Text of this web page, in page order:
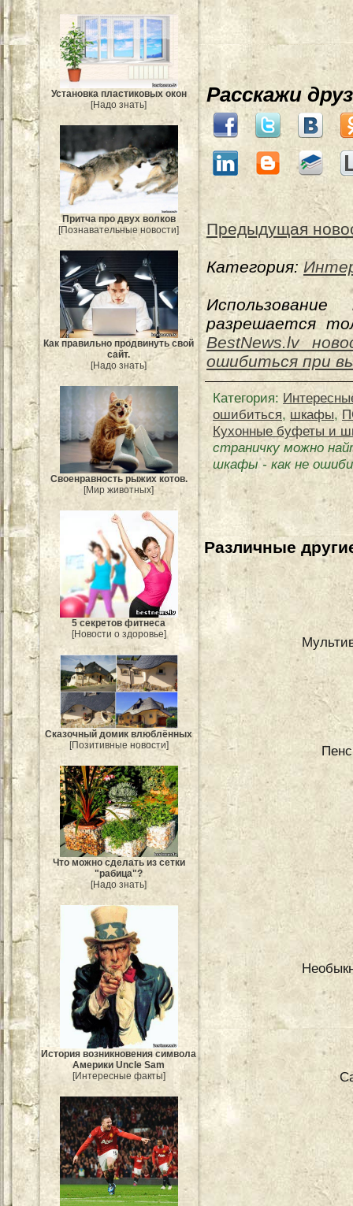
Установка пластиковых окон
[Надо знать]
Притча про двух волков
[Познавательные новости]
Как правильно продвинуть свой
сайт.
[Надо знать]
Своенравность рыжих котов.
[Мир животных]
5 секретов фитнеса
[Новости о здоровье]
Сказочный домик влюблённых
[Позитивные новости]
Что можно сделать из сетки
"рабица"?
[Надо знать]
История возникновения символа
Америки Uncle Sam
[Интересные факты]
Расскажи
Предыдущая
Категория:
разрешается
BestNews.lv
ошибиться при
Категория:
ошибиться, шкафы,
Кухонные буфеты и
страничку можно
шкафы - как не
Различные